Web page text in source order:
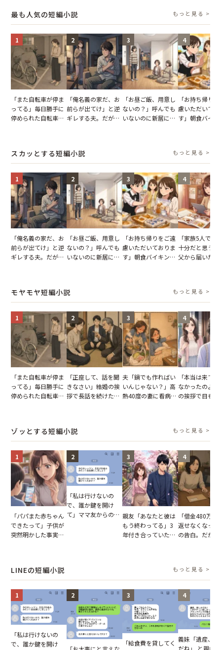
最も人気の短編小説 もっと見る >
1
「また自転車が停ま
ってる」毎日勝手に
停められた自転車。
2
「俺名義の家だ、お
前らが出てけ」と逆
ギレする夫。だが、
3
「お昼ご飯、用意し
ないの？」呼んでも
いないのに新居にあ
4
「お持ち帰り
慮いただいて
す」朝食バイ
が一変
スカッとする短編小説 もっと見る >
1
「俺名義の家だ、お
前らが出てけ」と逆
ギレする夫。だが、
2
「お昼ご飯、用意し
ないの？」呼んでも
いないのに新居にあ
3
「お持ち帰りをご遠
慮いただいておりま
す」朝食バイキング
4
「家族5人で3
十分だと思う
父から届いたご
モヤモヤ短編小説 もっと見る >
1
「また自転車が停ま
ってる」毎日勝手に
停められた自転車。
2
「正座して、話を聞
きなさい」結婚の挨
拶で長話を続けた義
3
夫「鍋でも作ればい
いんじゃない？」高
熱40度の妻に看病な
4
「本当は来て
なかったのよ
の挨拶で目も
ゾッとする短編小説 もっと見る >
1
「パパまた赤ちゃん
できたって」子供が
突然明かした事実。
2
「私は行けないの
で、誰か鍵を開け
て」ママ友からの
3
親友「あなたと彼は
もう終わってる」3
年付き合っていた彼
4
「借金480万、
返せなくなっ
の告白。だが
LINEの短編小説 もっと見る >
1
「私は行けないの
で、誰か鍵を開け
2 3
「給食費を貸してく
4
義妹「遺産、
だね」 と親戚